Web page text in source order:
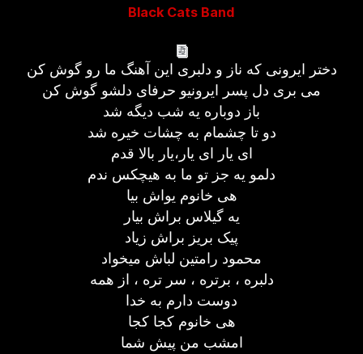
Black Cats Band
دختر ایرونی که ناز و دلبری این آهنگ ما رو گوش کن
می بری دل پسر ایرونیو حرفای دلشو گوش کن
باز دوباره یه شب دیگه شد
دو تا چشمام به چشات خیره شد
ای یار ای یار،یار بالا قدم
دلمو یه جز تو ما به هیچکس ندم
هی خانوم یواش بیا
یه گیلاس براش بیار
پیک بریز براش زیاد
محمود رامتین لباش میخواد
دلبره ، برتره ، سر تره ، از همه
دوست دارم به خدا
هی خانوم کجا کجا
امشب من پیش شما